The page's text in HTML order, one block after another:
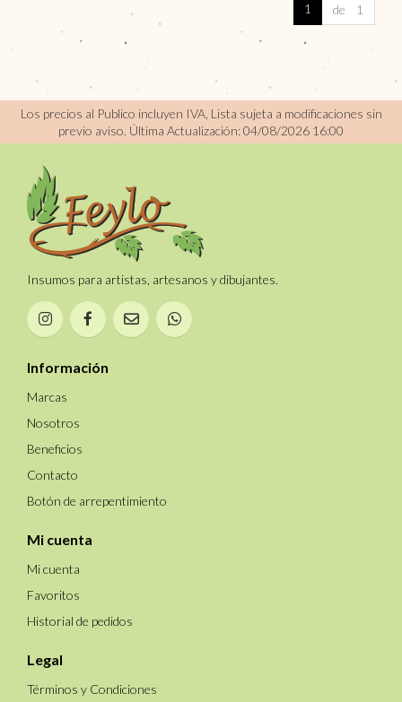
1 de 1
Los precios al Publico incluyen IVA, Lista sujeta a modificaciones sin
previo aviso. Última Actualización: 04/08/2026 16:00
Insumos para artistas, artesanos y dibujantes.
Información
Marcas
Nosotros
Beneficios
Contacto
Botón de arrepentimiento
Mi cuenta
Mi cuenta
Favoritos
Historial de pedidos
Legal
Términos y Condiciones